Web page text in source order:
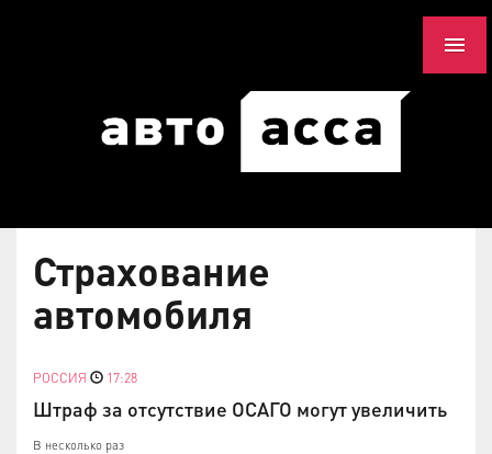
Страхование
автомобиля
РОССИЯ 17:28
Штраф за отсутствие ОСАГО могут увеличить
В несколько раз